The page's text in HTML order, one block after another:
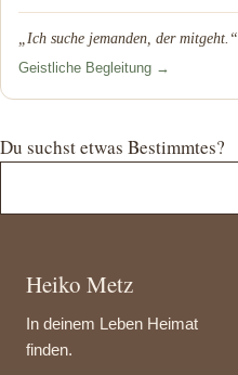
„Ich suche jemanden, der mitgeht.“
Geistliche Begleitung →
Du suchst etwas Bestimmtes?
Heiko Metz
In deinem Leben Heimat
finden.